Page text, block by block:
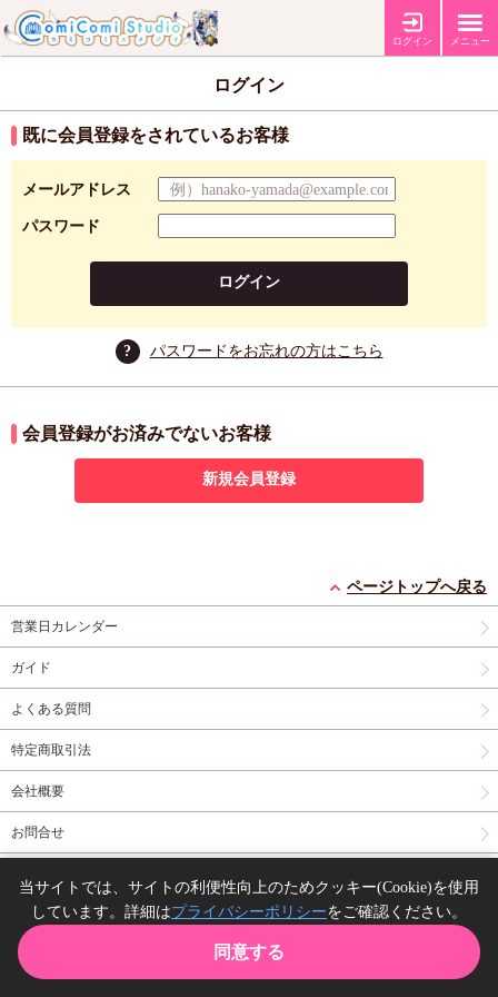
ログイン メニュー
ログイン
既に会員登録をされているお客様
メールアドレス
パスワード
ログイン
? パスワードをお忘れの方はこちら
会員登録がお済みでないお客様
新規会員登録
ページトップへ戻る
営業日カレンダー
ガイド
よくある質問
特定商取引法
会社概要
お問合せ
Copyright(C) comicomi studio. All right reserved.
当サイトでは、サイトの利便性向上のためクッキー(Cookie)を使用
しています。詳細はプライバシーポリシーをご確認ください。
同意する